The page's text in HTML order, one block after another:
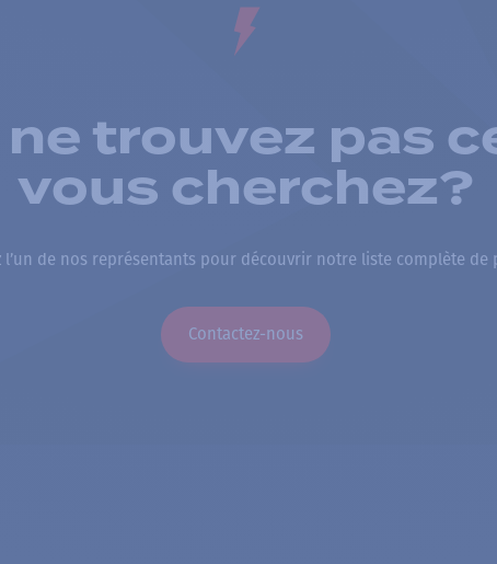
trouvez pas
vous cherchez?
l’un de nos représentants pour découvrir notre liste complète de
Contactez-nous